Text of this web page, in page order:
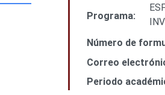
Programa:
Número de
Correo
Periodo